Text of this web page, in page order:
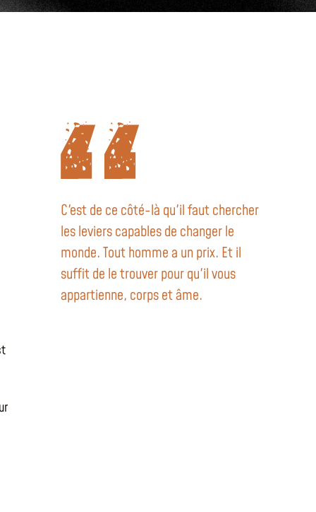
C'est de ce côté-là qu'il faut chercher
les leviers capables de changer le
monde. Tout homme a un prix. Et il
suffit de le trouver pour qu'il vous
appartienne, corps et âme.